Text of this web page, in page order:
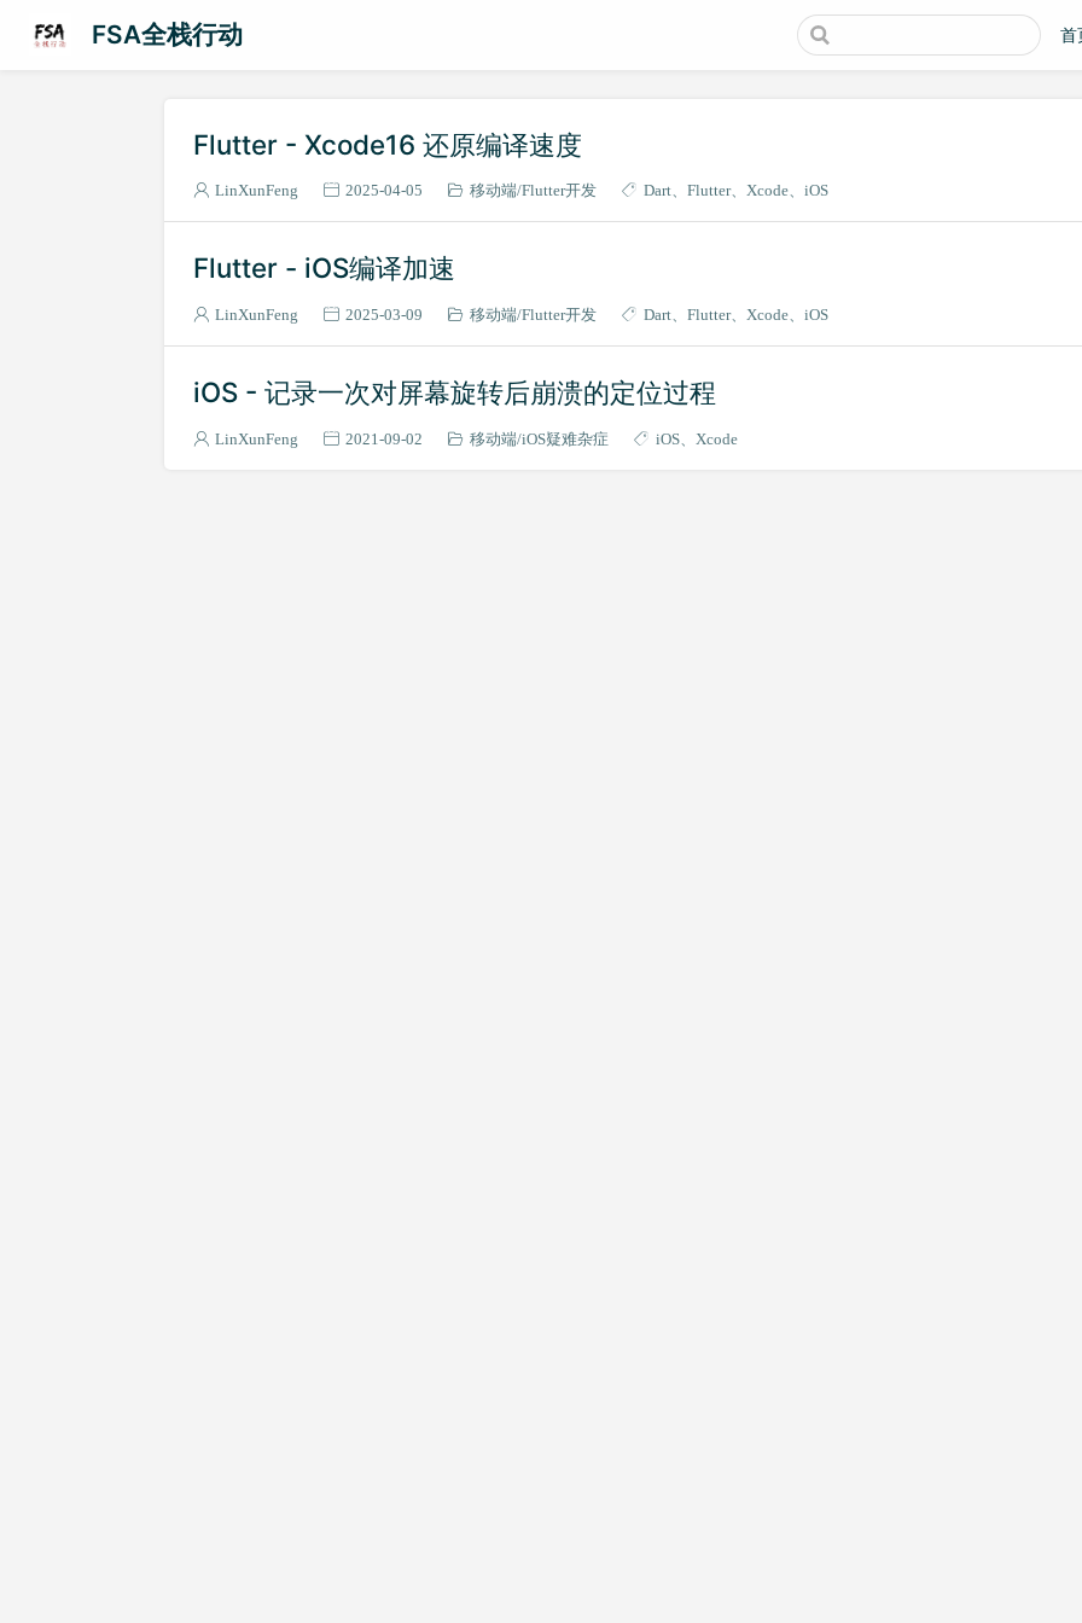
FSA全栈行动 首
Flutter - Xcode16 还原编译速度
LinXunFeng 2025-04-05 移动端 Flutter开发 Dart Flutter Xcode iOS
Flutter - iOS编译加速
LinXunFeng 2025-03-09 移动端 Flutter开发 Dart Flutter Xcode iOS
iOS - 记录一次对屏幕旋转后崩溃的定位过程
LinXunFeng 2021-09-02 移动端 iOS疑难杂症 iOS Xcode